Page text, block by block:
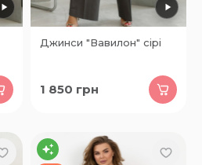
Джинси "Вавилон" сірі
1 850 грн